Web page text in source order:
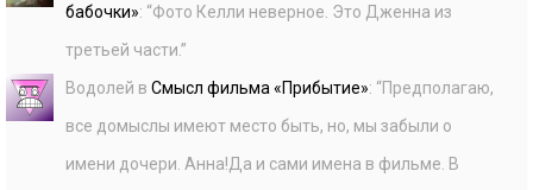
бабочки»: “Фото Келли неверное. Это Дженна из
третьей части.”
Водолей в Смысл фильма «Прибытие»: “Предполагаю,
все домыслы имеют место быть, но, мы забыли о
имени дочери. Анна!Да и сами имена в фильме. В